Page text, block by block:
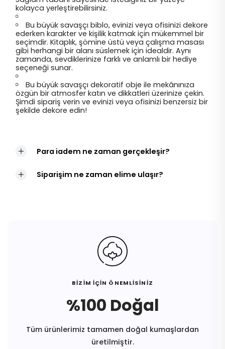
kolayca yerleştirebilirsiniz.
Bu büyük savaşçı biblo, evinizi veya ofisinizi dekore
ederken karakter ve kişilik katmak için mükemmel bir
seçimdir. Kitaplık, şömine üstü veya çalışma masası
gibi herhangi bir alanı süslemek için idealdir. Aynı
zamanda, sevdiklerinize farklı ve anlamlı bir hediye
seçeneği sunar.
Bu büyük savaşçı dekoratif obje ile mekânınıza
özgün bir atmosfer katın ve dikkatleri üzerinize çekin.
Şimdi sipariş verin ve evinizi veya ofisinizi benzersiz bir
şekilde dekore edin!
Para iadem ne zaman gerçekleşir?
Siparişim ne zaman elime ulaşır?
BİZİM İÇİN ÖNEMLİSİNİZ
%100 Doğal
Tüm ürünlerimiz tamamen doğal kumaşlardan
üretilmiştir.